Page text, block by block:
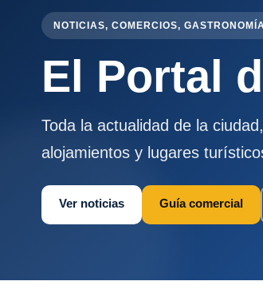
NOTICIAS, COMERCIOS,
El Portal
Toda la actualidad de la
alojamientos y lugares
Ver noticias Guía comercial